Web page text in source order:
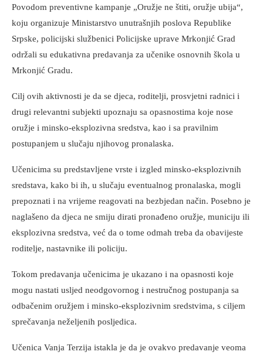
Povodom preventivne kampanje „Oružje ne štiti, oružje ubija“,
koju organizuje Ministarstvo unutrašnjih poslova Republike
Srpske, policijski službenici Policijske uprave Mrkonjić Grad
održali su edukativna predavanja za učenike osnovnih škola u
Mrkonjić Gradu.
Cilj ovih aktivnosti je da se djeca, roditelji, prosvjetni radnici i
drugi relevantni subjekti upoznaju sa opasnostima koje nose
oružje i minsko-eksplozivna sredstva, kao i sa pravilnim
postupanjem u slučaju njihovog pronalaska.
Učenicima su predstavljene vrste i izgled minsko-eksplozivnih
sredstava, kako bi ih, u slučaju eventualnog pronalaska, mogli
prepoznati i na vrijeme reagovati na bezbjedan način. Posebno je
naglašeno da djeca ne smiju dirati pronađeno oružje, municiju ili
eksplozivna sredstva, već da o tome odmah treba da obavijeste
roditelje, nastavnike ili policiju.
Tokom predavanja učenicima je ukazano i na opasnosti koje
mogu nastati usljed neodgovornog i nestručnog postupanja sa
odbačenim oružjem i minsko-eksplozivnim sredstvima, s ciljem
sprečavanja neželjenih posljedica.
Učenica Vanja Terzija istakla je da je ovakvo predavanje veoma